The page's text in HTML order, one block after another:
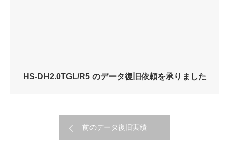
HS-DH2.0TGL/R5 のデータ復旧依頼を承りました
前のデータ復旧実績